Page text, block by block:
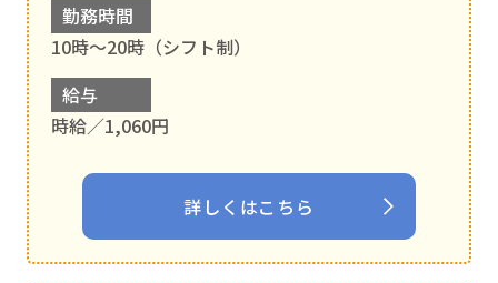
勤務時間
10時～20時（シフト制）
給与
時給／1,060円
詳しくはこちら